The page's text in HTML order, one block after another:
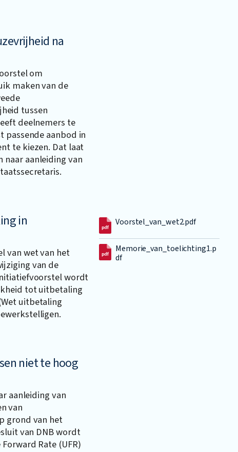
na
om
maken van de
tussen
deelnemers te
aanbod in
te kiezen. Dat laat
naar aanleiding van
in
van wet van het
van de
wordt
tot uitbetaling
uitbetaling
Voorstel_van_wet2.pdf
Memorie_van_toelichting1.p
df
niet te hoog
aanleiding van
van
grond van het
van DNB wordt
Rate (UFR)